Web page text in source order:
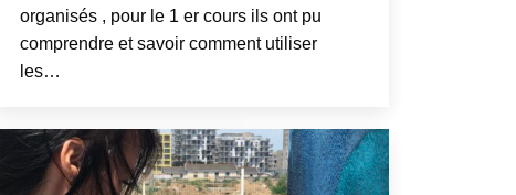
organisés , pour le 1 er cours ils ont pu
comprendre et savoir comment utiliser
les…